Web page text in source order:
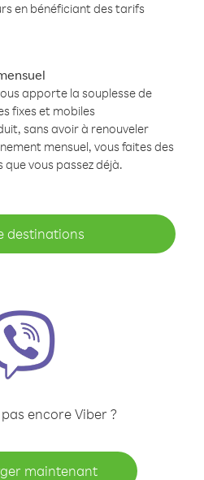
en bénéficiant des tarifs
apporte la souplesse de
fixes et mobiles
sans avoir à renouveler
mensuel, vous faites des
vous passez déjà.
destinations
pas encore Viber ?
maintenant